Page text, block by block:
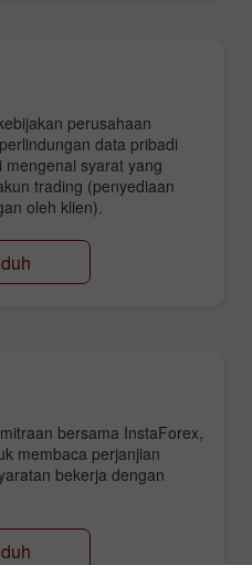
perusahaan
data pribadi
syarat yang
trading (penyediaan
oleh klien).
bersama InstaForex,
membaca perjanjian
bekerja dengan